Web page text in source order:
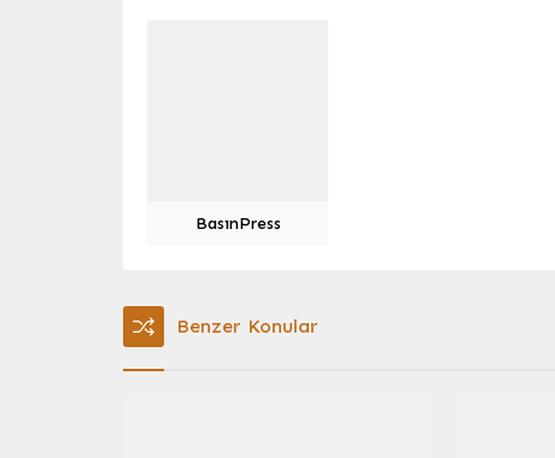
BasınPress
Benzer Konular